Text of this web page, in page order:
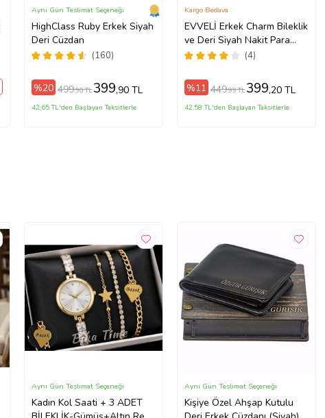
HighClass Ruby Erkek Siyah
Deri Cüzdan
(160)
Aynı Gün Teslimat Seçeneği
%20 499,90 TL 399,90 TL
42,65 TL'den Başlayan Taksitlerle
EVVELİ Erkek Charm Bileklik
ve Deri Siyah Nakit Para
Bölmeli Kızaklı Mekanizmalı
Seti
(4)
Kargo Bedava
%11 449,99 TL 399,20 TL
42,58 TL'den Başlayan Taksitlerle
Kadın Kol Saati + 3 ADET
Aynı Gün Teslimat Seçeneği
Kişiye Özel Ahşap Kutulu
Aynı Gün Teslimat Seçeneği